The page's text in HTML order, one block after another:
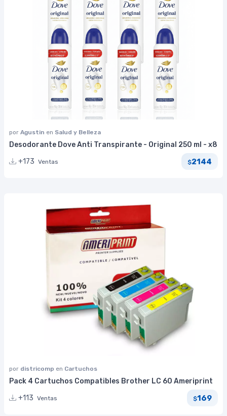
por Agustin en Salud y Belleza
Desodorante Dove Anti Transpirante - Original 250 ml - x8
+173 Ventas $2144
por districomp en Cartuchos
Pack 4 Cartuchos Compatibles Brother LC 60 Ameriprint
+113 Ventas $169